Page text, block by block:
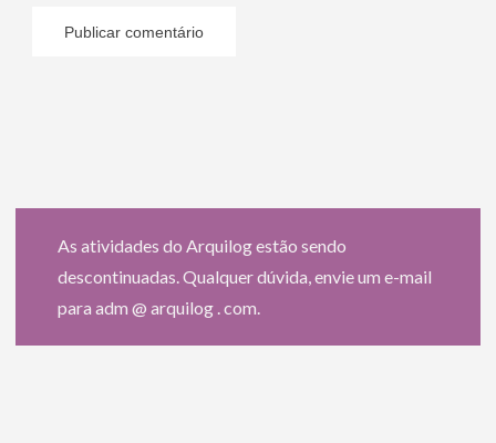
As atividades do Arquilog estão sendo
descontinuadas. Qualquer dúvida, envie um e-mail
para adm @ arquilog . com.